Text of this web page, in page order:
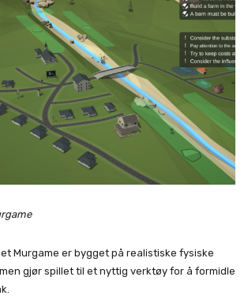
Murgame er bygget på realistiske fysiske
gjør spillet til et nyttig verktøy for å formidle